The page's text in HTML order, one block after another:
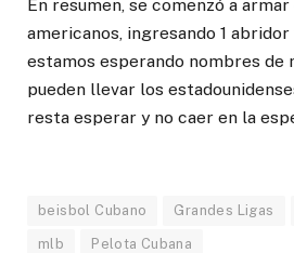
En resumen, se comenzó a
americanos, ingresando 1
estamos esperando nombres de
pueden llevar los
resta esperar y no caer en la
beisbol Cubano Grandes Ligas
mlb Pelota Cubana